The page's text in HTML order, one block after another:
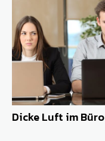
Dicke Luft im Büro